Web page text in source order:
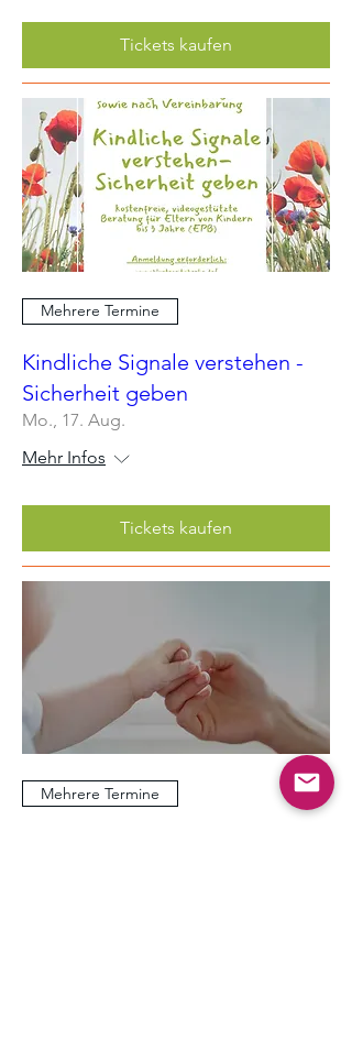
Tickets kaufen
Mehrere Termine
Kindliche Signale verstehen -
Sicherheit geben
Mo., 17. Aug.
Mehr Infos
Tickets kaufen
Mehrere Termine